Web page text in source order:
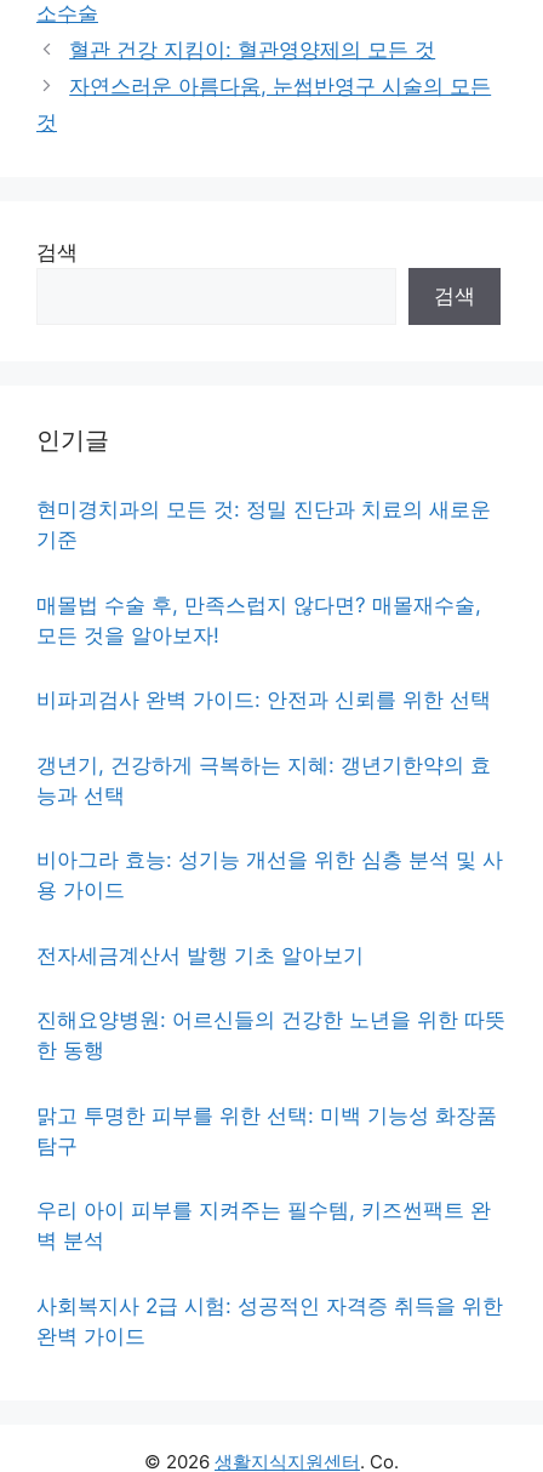
소수술
혈관 건강 지킴이: 혈관영양제의 모든 것
자연스러운 아름다움, 눈썹반영구 시술의 모든
것
검색
검색
인기글
현미경치과의 모든 것: 정밀 진단과 치료의 새로운
기준
매몰법 수술 후, 만족스럽지 않다면? 매몰재수술,
모든 것을 알아보자!
비파괴검사 완벽 가이드: 안전과 신뢰를 위한 선택
갱년기, 건강하게 극복하는 지혜: 갱년기한약의 효
능과 선택
비아그라 효능: 성기능 개선을 위한 심층 분석 및 사
용 가이드
전자세금계산서 발행 기초 알아보기
진해요양병원: 어르신들의 건강한 노년을 위한 따뜻
한 동행
맑고 투명한 피부를 위한 선택: 미백 기능성 화장품
탐구
우리 아이 피부를 지켜주는 필수템, 키즈썬팩트 완
벽 분석
사회복지사 2급 시험: 성공적인 자격증 취득을 위한
완벽 가이드
© 2026 생활지식지원센터. Co.